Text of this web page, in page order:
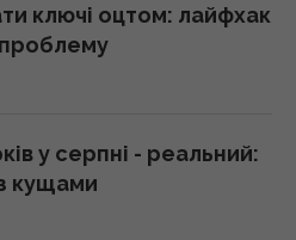
що сталось з
роботу над власним
ключі оцтом: лайфхак
у серпні - реальний:
кущами